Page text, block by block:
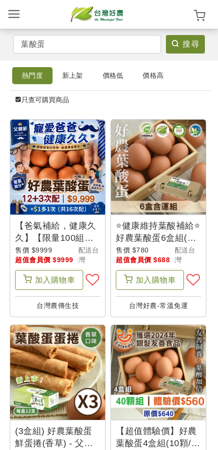
登
入
/
註
冊
首
頁
最
新
消
息
的
購
物
車
我
的
訂
單
搜尋
熱門度 新上架 價格低 價格高
只查可購買商品
【爸氣補給，健康久
久】【限量100組】
(加$1多1次配
送)12+3次配★好農
葉酸蛋6盒組(10顆/
盒) (含加購共16次
配) - 父是山
售價 $9999
超值會員價 $9999
配送台
灣
加入 購物車
台灣農傳生技
⭐健康維持葉酸補給⭐
好農葉酸蛋6盒組(10
顆/盒)●-產地出貨~銀
髮友善 (食材箱)
售價 $780
超值會員價 $688
配送台
灣
加入 購物車
台灣好農-常溫免運
(3盒組) 好農葉酸蛋
鮮蛋捲(香草) - 父是
【超值體驗價】好農
葉酸蛋4盒組(10顆/